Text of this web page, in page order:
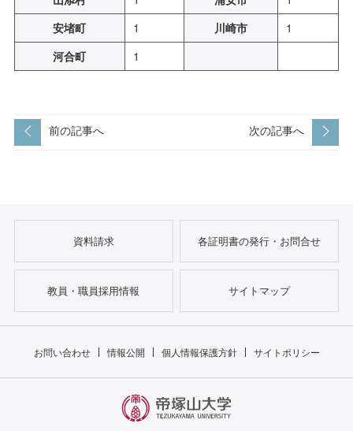
安堵町
1 川崎市
1
河合町
1
前の記事へ 次の記事へ
資料請求 各証明書の発行・お問合せ
教員・職員採用情報 サイトマップ
お問い合わせ 情報公開 個人情報保護方針 サイトポリシー